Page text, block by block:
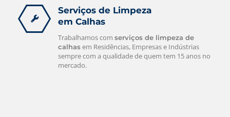
Serviços de Limpeza
em Calhas
Trabalhamos com serviços de limpeza de
calhasem Residências, Empresas e Indústrias
sempre com a qualidade de quem tem 15 anos no
mercado.